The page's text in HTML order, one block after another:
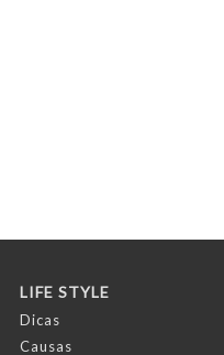
LIFE STYLE
Dicas
Causas